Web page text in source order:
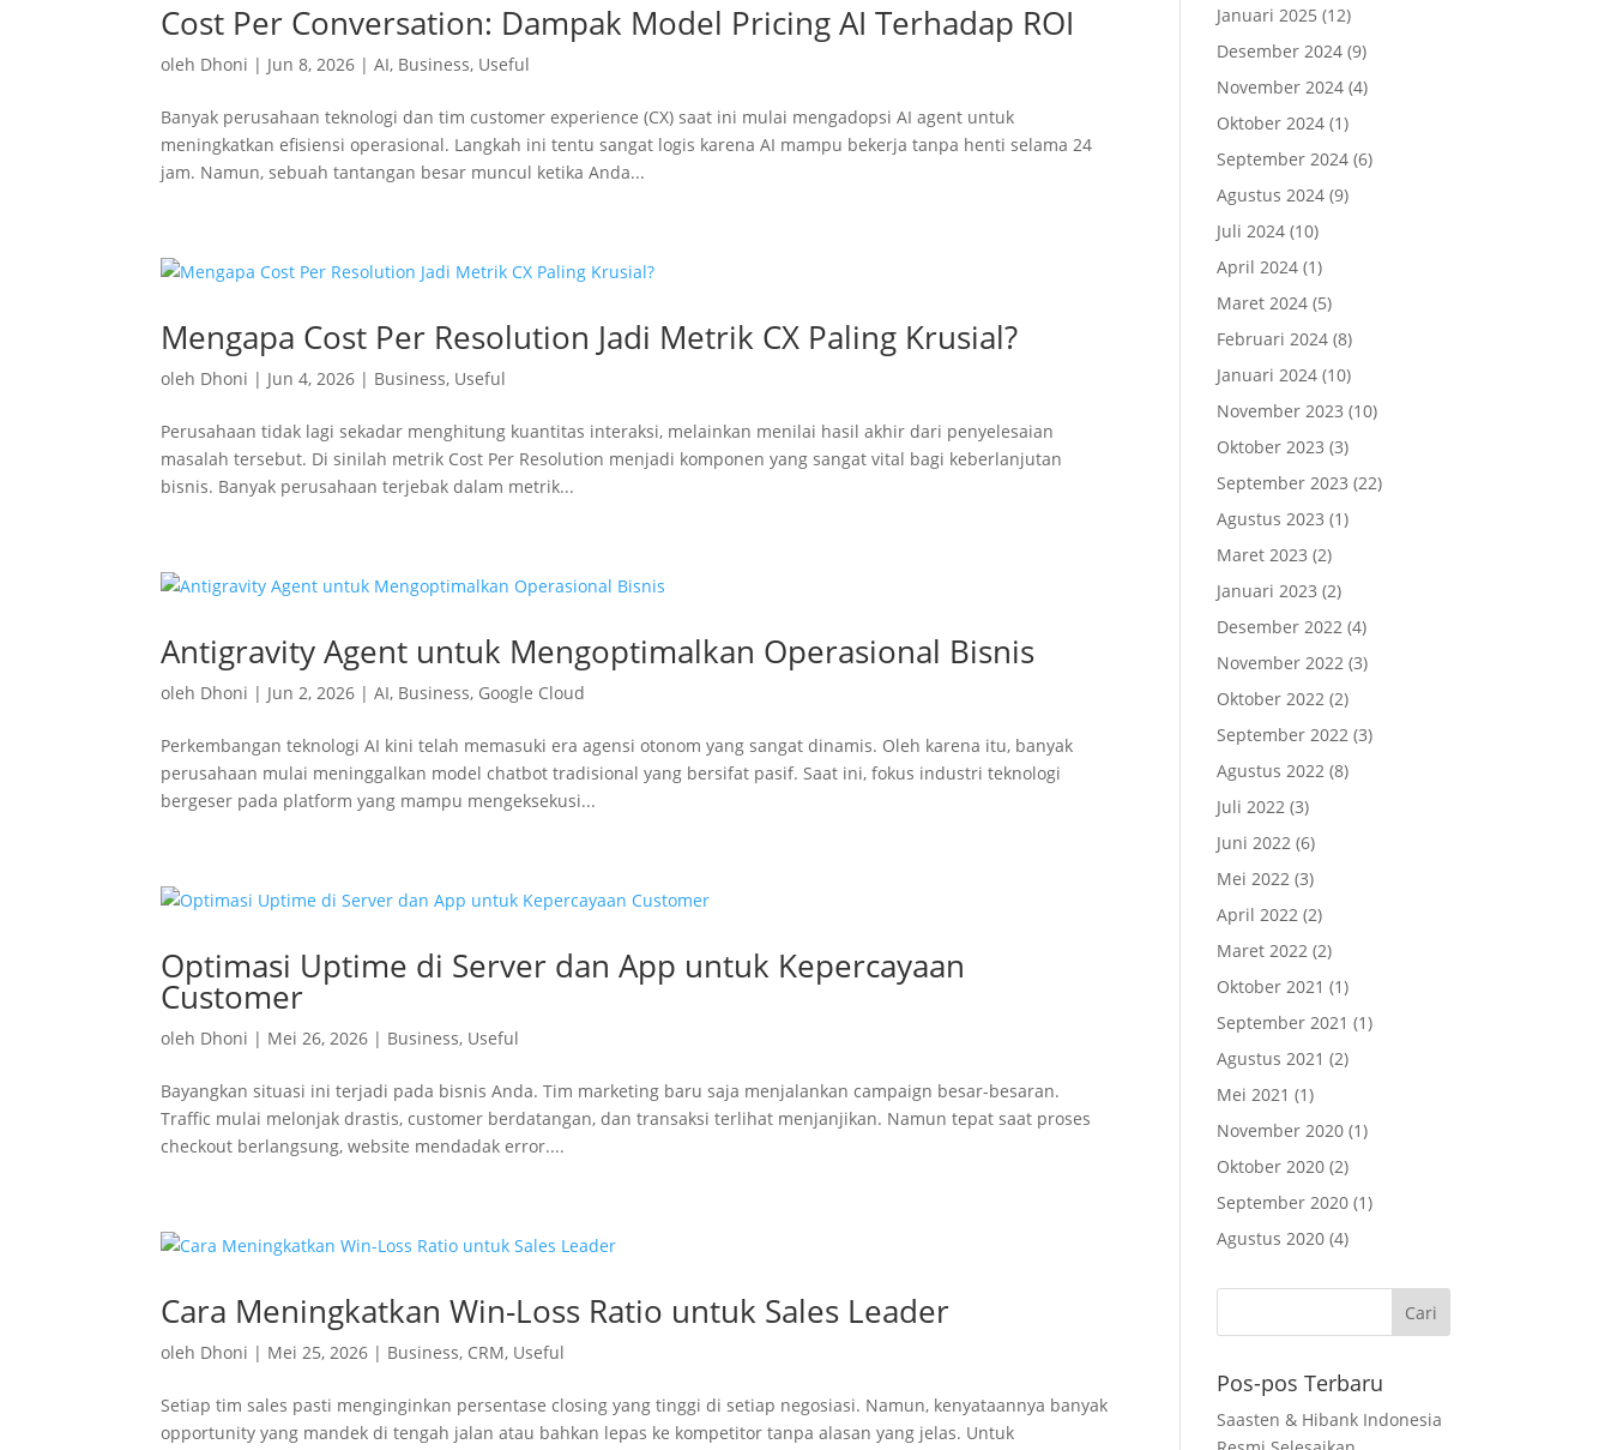
Cost Per Conversation: Dampak Model Pricing AI Terhadap ROI
oleh Dhoni | Jun 8, 2026 |AI, Business, Useful
Banyak perusahaan teknologi dan tim customer experience (CX) saat ini mulai mengadopsi AI agent untuk
meningkatkan efisiensi operasional. Langkah ini tentu sangat logis karena AI mampu bekerja tanpa henti selama 24
jam. Namun, sebuah tantangan besar muncul ketika Anda...
Mengapa Cost Per Resolution Jadi Metrik CX Paling Krusial?
oleh Dhoni | Jun 4, 2026 | Business, Useful
Perusahaan tidak lagi sekadar menghitung kuantitas interaksi, melainkan menilai hasil akhir dari penyelesaian
masalah tersebut. Di sinilah metrik Cost Per Resolution menjadi komponen yang sangat vital bagi keberlanjutan
bisnis. Banyak perusahaan terjebak dalam metrik...
Antigravity Agent untuk Mengoptimalkan Operasional Bisnis
oleh Dhoni | Jun 2, 2026 |AI, Business, Google Cloud
Perkembangan teknologi AI kini telah memasuki era agensi otonom yang sangat dinamis. Oleh karena itu, banyak
perusahaan mulai meninggalkan model chatbot tradisional yang bersifat pasif. Saat ini, fokus industri teknologi
bergeser pada platform yang mampu mengeksekusi...
Optimasi Uptime di Server dan App untuk Kepercayaan
Customer
oleh Dhoni | Mei 26, 2026 | Business, Useful
Bayangkan situasi ini terjadi pada bisnis Anda. Tim marketing baru saja menjalankan campaign besar-besaran.
Traffic mulai melonjak drastis, customer berdatangan, dan transaksi terlihat menjanjikan. Namun tepat saat proses
checkout berlangsung, website mendadak error....
Cara Meningkatkan Win-Loss Ratio untuk Sales Leader
oleh Dhoni | Mei 25, 2026 | Business, CRM, Useful
Setiap tim sales pasti menginginkan persentase closing yang tinggi di setiap negosiasi. Namun, kenyataannya banyak
opportunity yang mandek di tengah jalan atau bahkan lepas ke kompetitor tanpa alasan yang jelas. Untuk
Januari 2025 (12)
Desember 2024 (9)
November 2024 (4)
Oktober 2024 (1)
September 2024 (6)
Agustus 2024 (9)
Juli 2024 (10)
April 2024 (1)
Maret 2024 (5)
Februari 2024 (8)
Januari 2024 (10)
November 2023 (10)
Oktober 2023 (3)
September 2023 (22)
Agustus 2023 (1)
Maret 2023 (2)
Januari 2023 (2)
Desember 2022 (4)
November 2022 (3)
Oktober 2022 (2)
September 2022 (3)
Agustus 2022 (8)
Juli 2022 (3)
Juni 2022 (6)
Mei 2022 (3)
April 2022 (2)
Maret 2022 (2)
Oktober 2021 (1)
September 2021 (1)
Agustus 2021 (2)
Mei 2021 (1)
November 2020 (1)
Oktober 2020 (2)
September 2020 (1)
Agustus 2020 (4)
Pos-pos Terbaru
Saasten & Hibank Indonesia